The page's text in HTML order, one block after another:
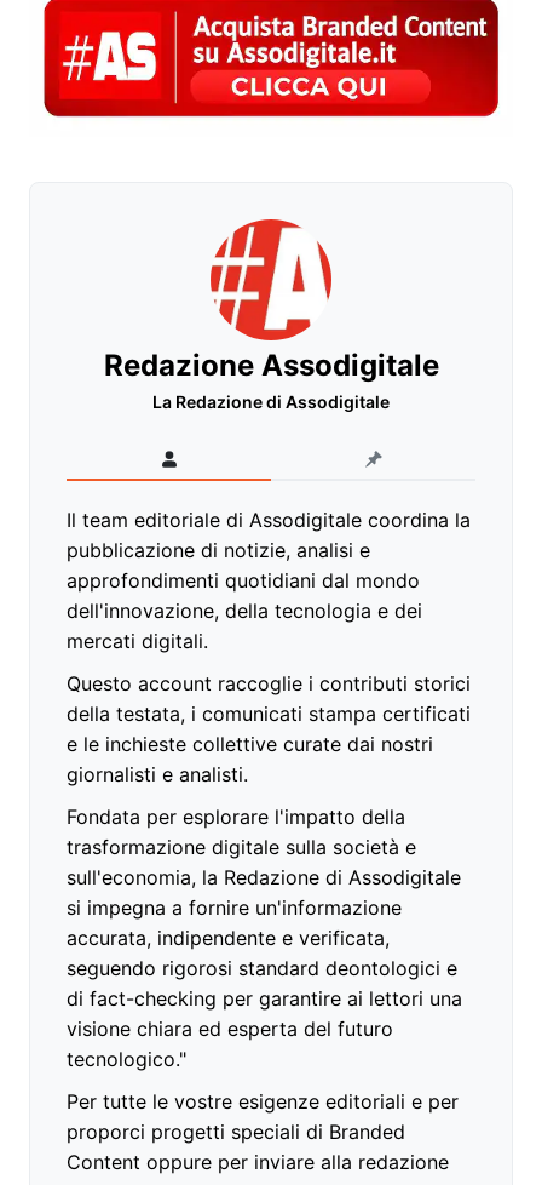
Redazione Assodigitale
La Redazione di Assodigitale
Il team editoriale di Assodigitale coordina la
pubblicazione di notizie, analisi e
approfondimenti quotidiani dal mondo
dell'innovazione, della tecnologia e dei
mercati digitali.
Questo account raccoglie i contributi storici
della testata, i comunicati stampa certificati
e le inchieste collettive curate dai nostri
giornalisti e analisti.
Fondata per esplorare l'impatto della
trasformazione digitale sulla società e
sull'economia, la Redazione di Assodigitale
si impegna a fornire un'informazione
accurata, indipendente e verificata,
seguendo rigorosi standard deontologici e
di fact-checking per garantire ai lettori una
visione chiara ed esperta del futuro
tecnologico."
Per tutte le vostre esigenze editoriali e per
proporci progetti speciali di Branded
Content oppure per inviare alla redazione